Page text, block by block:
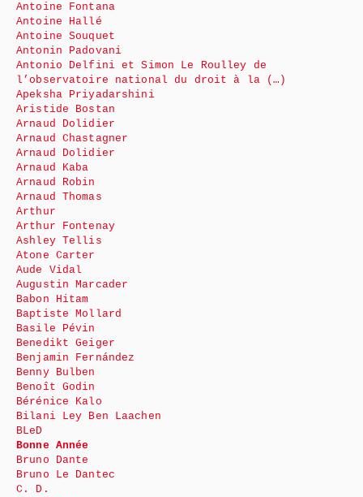
Antoine Fontana
Antoine Hallé
Antoine Souquet
Antonin Padovani
Antonio Delfini et Simon Le Roulley de
l’observatoire national du droit à la (…)
Apeksha Priyadarshini
Aristide Bostan
Arnaud Dolidier
Arnaud Chastagner
Arnaud Dolidier
Arnaud Kaba
Arnaud Robin
Arnaud Thomas
Arthur
Arthur Fontenay
Ashley Tellis
Atone Carter
Aude Vidal
Augustin Marcader
Babon Hitam
Baptiste Mollard
Basile Pévin
Benedikt Geiger
Benjamin Fernández
Benny Bulben
Benoît Godin
Bérénice Kalo
Bilani Ley Ben Laachen
BLeD
Bonne Année
Bruno Dante
Bruno Le Dantec
C. D.